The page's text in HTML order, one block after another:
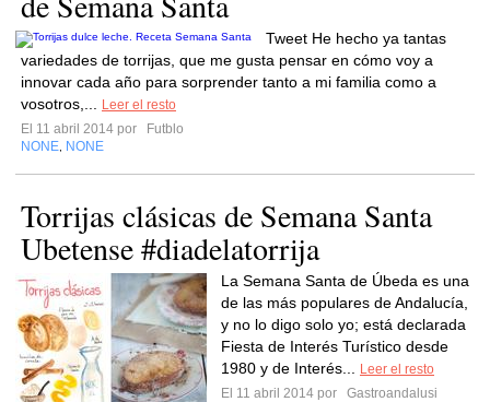
Tweet He hecho ya tantas
variedades de torrijas, que me gusta pensar en cómo voy a
innovar cada año para sorprender tanto a mi familia como a
vosotros,...
Leer el resto
El 11 abril 2014 por
Futblo
NONE NONE
Torrijas clásicas de Semana Santa
Ubetense #diadelatorrija
La Semana Santa de Úbeda es una
de las más populares de Andalucía,
y no lo digo solo yo; está declarada
Fiesta de Interés Turístico desde
1980 y de Interés...
Leer el resto
El 11 abril 2014 por
Gastroandalusi